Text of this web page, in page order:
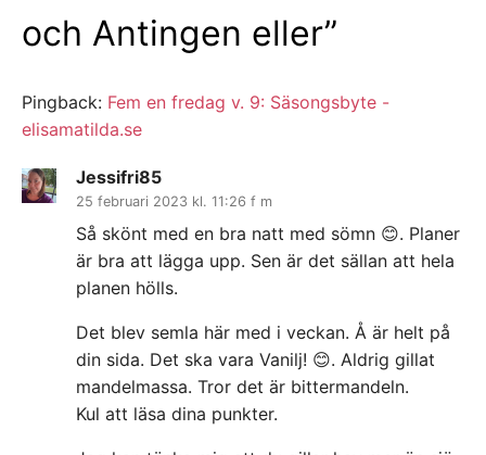
och Antingen eller”
Pingback: Fem en fredag v. 9: Säsongsbyte -
elisamatilda.se
Jessifri85
25 februari 2023 kl. 11:26 f m
Så skönt med en bra natt med sömn 😊. Planer
är bra att lägga upp. Sen är det sällan att hela
planen hölls.
Det blev semla här med i veckan. Å är helt på
din sida. Det ska vara Vanilj! 😊. Aldrig gillat
mandelmassa. Tror det är bittermandeln.
Kul att läsa dina punkter.